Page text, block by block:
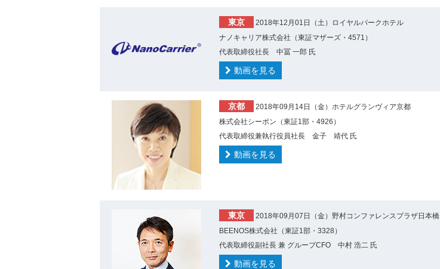
東京
2018年12月01日（土）ロイヤルパークホテル
ナノキャリア株式会社（東証マザーズ・4571）
代表取締役社長 中冨 一郎 氏
動画を見る
京都
2018年09月14日（金）ホテルグランヴィア京都
株式会社シーボン（東証1部・4926）
代表取締役兼執行役員社長 金子 靖代 氏
動画を見る
東京
2018年09月07日（金）野村コンファレンスプラザ日本橋
BEENOS株式会社（東証1部・3328）
代表取締役副社長 兼 グループCFO 中村 浩二 氏
動画を見る